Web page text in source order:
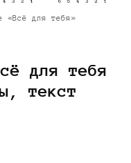
«Всё для тебя»
для тебя
текст